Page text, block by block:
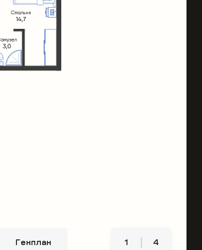
Генплан 1 4